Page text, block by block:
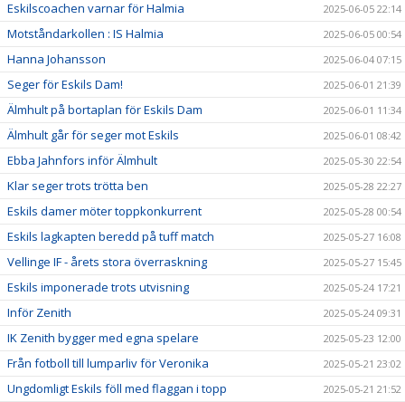
Eskilscoachen varnar för Halmia 2025-06-05 22:14
Motståndarkollen : IS Halmia 2025-06-05 00:54
Hanna Johansson 2025-06-04 07:15
Seger för Eskils Dam! 2025-06-01 21:39
Älmhult på bortaplan för Eskils Dam 2025-06-01 11:34
Älmhult går för seger mot Eskils 2025-06-01 08:42
Ebba Jahnfors inför Älmhult 2025-05-30 22:54
Klar seger trots trötta ben 2025-05-28 22:27
Eskils damer möter toppkonkurrent 2025-05-28 00:54
Eskils lagkapten beredd på tuff match 2025-05-27 16:08
Vellinge IF - årets stora överraskning 2025-05-27 15:45
Eskils imponerade trots utvisning 2025-05-24 17:21
Inför Zenith 2025-05-24 09:31
IK Zenith bygger med egna spelare 2025-05-23 12:00
Från fotboll till lumparliv för Veronika 2025-05-21 23:02
Ungdomligt Eskils föll med flaggan i topp 2025-05-21 21:52